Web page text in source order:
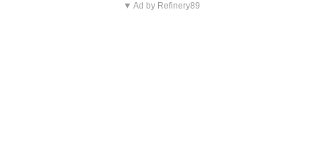
▼ Ad by Refinery89